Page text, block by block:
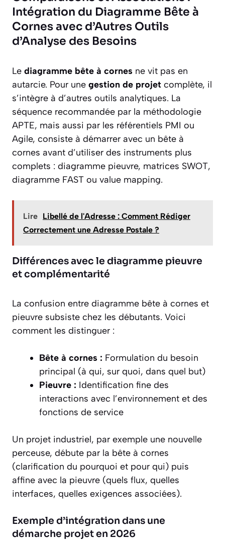
Intégration du Diagramme Bête à
Cornes avec d’Autres Outils
d’Analyse des Besoins
Le diagramme bête à cornes ne vit pas en
autarcie. Pour une gestion de projet complète, il
s’intègre à d’autres outils analytiques. La
séquence recommandée par la méthodologie
APTE, mais aussi par les référentiels PMI ou
Agile, consiste à démarrer avec un bête à
cornes avant d’utiliser des instruments plus
complets : diagramme pieuvre, matrices SWOT,
diagramme FAST ou value mapping.
Lire Libellé de l'Adresse : Comment Rédiger
Correctement une Adresse Postale ?
Différences avec le diagramme pieuvre
et complémentarité
La confusion entre diagramme bête à cornes et
pieuvre subsiste chez les débutants. Voici
comment les distinguer :
Bête à cornes : Formulation du besoin
principal (à qui, sur quoi, dans quel but)
Pieuvre : Identification fine des
interactions avec l’environnement et des
fonctions de service
Un projet industriel, par exemple une nouvelle
perceuse, débute par la bête à cornes
(clarification du pourquoi et pour qui) puis
affine avec la pieuvre (quels flux, quelles
interfaces, quelles exigences associées).
Exemple d’intégration dans une
démarche projet en 2026